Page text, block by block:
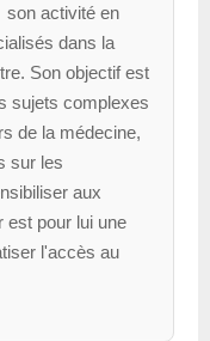
son activité en
dans la
Son objectif est
sujets complexes
de la médecine,
sur les
aux
est pour lui une
l'accès au